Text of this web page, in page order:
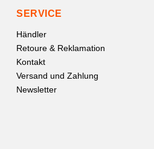
SERVICE
Händler
Retoure & Reklamation
Kontakt
Versand und Zahlung
Newsletter